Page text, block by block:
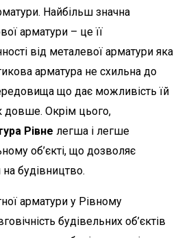
Найбільш значна
арматури – це її
від металевої арматури яка
арматура не схильна до
що дає можливість їй
довше. Окрім цього,
Рівне легша і легше
об’єкті, що дозволяє
будівництво.
арматури у Рівному
будівельних об’єктів